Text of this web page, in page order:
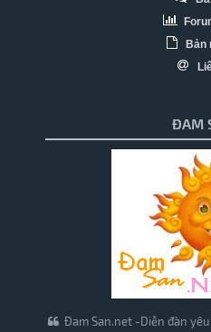
Bản
ĐAM
Đam San.net -Diễn đàn